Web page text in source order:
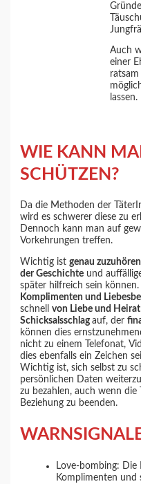
Auch
einer
ratsam
lassen.
WIE KANN
SCHÜTZEN?
Da die Methoden der
wird es schwerer diese zu
Dennoch kann man auf
Vorkehrungen treffen.
Wichtig istgenau zuzuhören
der Geschichte und
später hilfreich sein
Komplimenten und
schnellvon Liebe und Heirat
Schicksalsschlagauf, der
können dies
nicht zu einem Telefonat,
dies ebenfalls ein Zeichen
Wichtig ist, sich selbst zu
persönlichen Daten
zu bezahlen, auch wenn
Beziehung zu beenden.
Love-bombing:
Komplimenten und